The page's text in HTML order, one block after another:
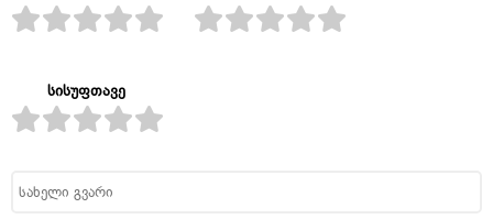
სისუფთავე